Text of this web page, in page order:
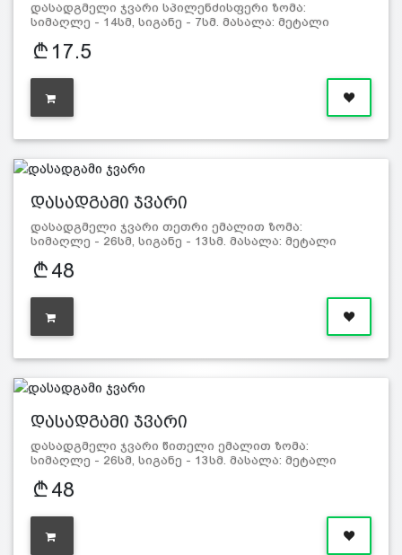
დასადგმელი ჯვარი სპილენძისფერი ზომა:
სიმაღლე - 14სმ, სიგანე - 7სმ. მასალა: მეტალი
17.5
დასადგამი ჯვარი
დასადგმელი ჯვარი თეთრი ემალით ზომა:
სიმაღლე - 26სმ, სიგანე - 13სმ. მასალა: მეტალი
48
დასადგამი ჯვარი
დასადგმელი ჯვარი წითელი ემალით ზომა:
სიმაღლე - 26სმ, სიგანე - 13სმ. მასალა: მეტალი
48